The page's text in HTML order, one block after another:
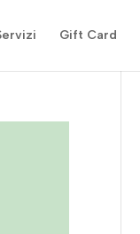
Gift Card